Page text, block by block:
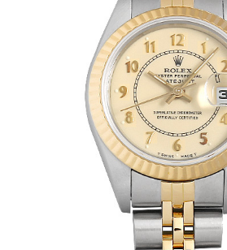
全てのブランドを見
ロレックス
ウブロ